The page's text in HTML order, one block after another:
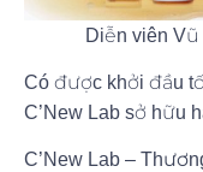
Diễn viên Vũ
Có được khởi đầu
C’New Lab sở hữu
C’New Lab –